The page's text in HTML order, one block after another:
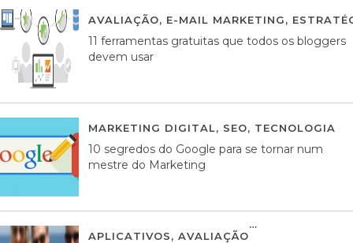
AVALIAÇÃO, E-MAIL MARKETING,
11 ferramentas gratuitas que todos os bloggers
devem usar
MARKETING DIGITAL, SEO, TECNOLOGIA
10 segredos do Google para se tornar num
mestre do Marketing
APLICATIVOS, AVALIAÇÃO